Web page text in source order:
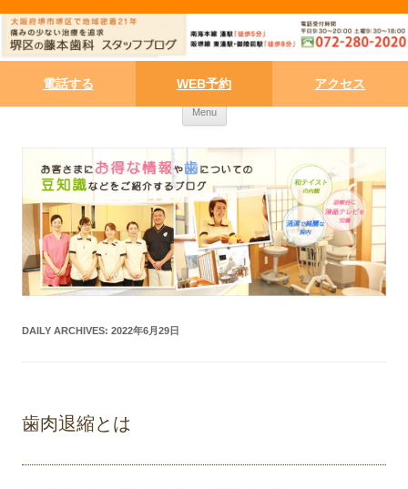
電話する WEB予約 アクセス
Menu Skip to content
DAILY ARCHIVES: 2022年6月29日
歯肉退縮とは